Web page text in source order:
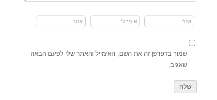
שמור בדפדפן זה את השם, האימייל והאתר שלי לפעם הבאה
שאגיב.